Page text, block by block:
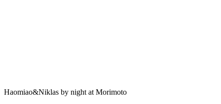
Haomiao&Niklas by night at Morimoto